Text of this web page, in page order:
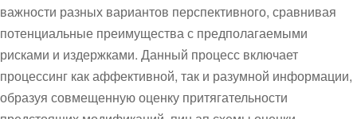
важности разных вариантов перспективного, сравнивая
потенциальные преимущества с предполагаемыми
рисками и издержками. Данный процесс включает
процессинг как аффективной, так и разумной информации,
образуя совмещенную оценку притягательности